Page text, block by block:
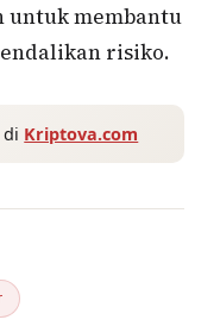
membantu
risiko.
Kriptova.com